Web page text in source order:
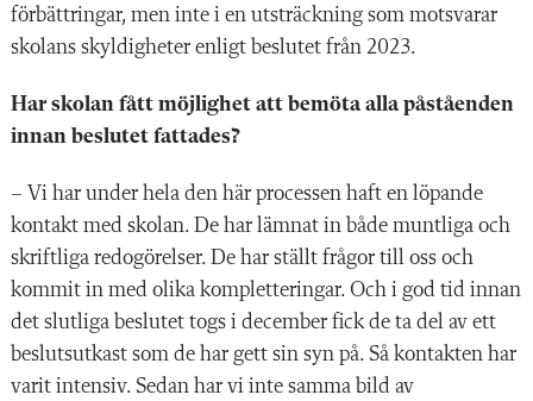
förbättringar, men inte i en utsträckning som motsvarar
skolans skyldigheter enligt beslutet från 2023.
Har skolan fått möjlighet att bemöta alla påståenden
innan beslutet fattades?
– Vi har under hela den här processen haft en löpande
kontakt med skolan. De har lämnat in både muntliga och
skriftliga redogörelser. De har ställt frågor till oss och
kommit in med olika kompletteringar. Och i god tid innan
det slutliga beslutet togs i december fick de ta del av ett
beslutsutkast som de har gett sin syn på. Så kontakten har
varit intensiv. Sedan har vi inte samma bild av